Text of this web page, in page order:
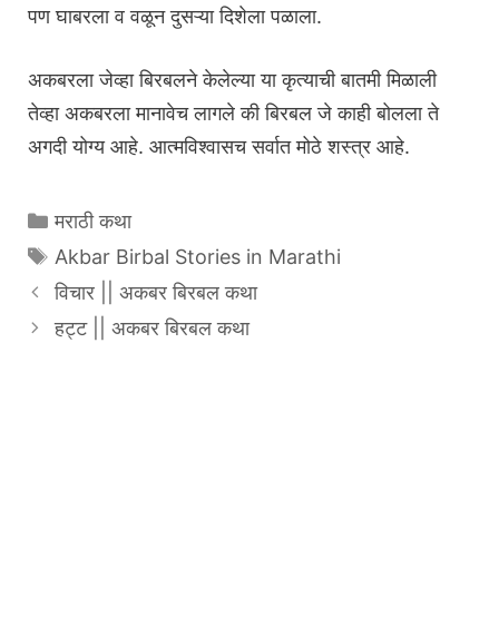
पण घाबरला व वळून दुसऱ्या दिशेला पळाला.
अकबरला जेव्हा बिरबलने केलेल्या या कृत्याची बातमी मिळाली
तेव्हा अकबरला मानावेच लागले की बिरबल जे काही बोलला ते
अगदी योग्य आहे. आत्मविश्वासच सर्वात मोठे शस्त्र आहे.
Categories
मराठी कथा
Tags
Akbar Birbal Stories in Marathi
विचार || अकबर बिरबल कथा
हट्ट || अकबर बिरबल कथा